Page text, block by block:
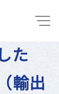
た
輸出